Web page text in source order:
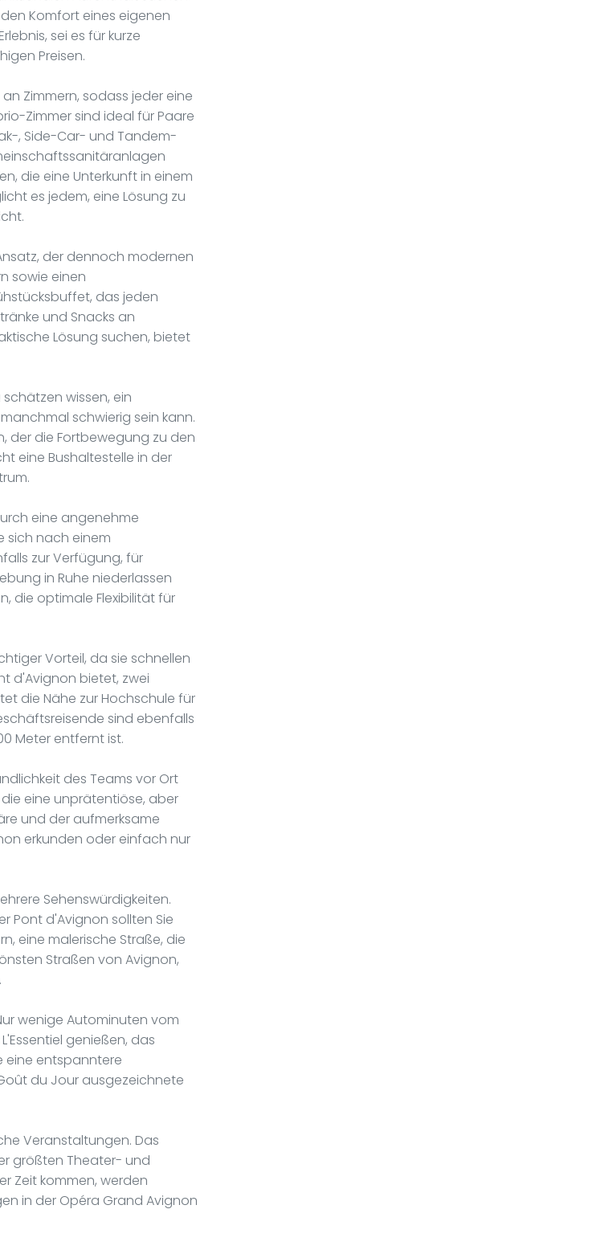
den Komfort eines eigenen
sei es für kurze
Preisen.
Zimmern, sodass jeder eine
Zimmer sind ideal für Paare
, Side-Car- und Tandem-
die eine Unterkunft in einem
es jedem, eine Lösung zu
der dennoch modernen
sowie einen
das jeden
und Snacks an
Lösung suchen, bietet
wissen, ein
schwierig sein kann.
der die Fortbewegung zu den
eine Bushaltestelle in der
eine angenehme
sich nach einem
zur Verfügung, für
in Ruhe niederlassen
die optimale Flexibilität für
Vorteil, da sie schnellen
d'Avignon bietet, zwei
die Nähe zur Hochschule für
sind ebenfalls
Meter entfernt ist.
des Teams vor Ort
eine unprätentiöse, aber
und der aufmerksame
erkunden oder einfach nur
Sehenswürdigkeiten.
Pont d'Avignon sollten Sie
eine malerische Straße, die
Straßen von Avignon,
wenige Autominuten vom
genießen, das
eine entspanntere
du Jour ausgezeichnete
Veranstaltungen. Das
größten Theater- und
Zeit kommen, werden
in der Opéra Grand Avignon